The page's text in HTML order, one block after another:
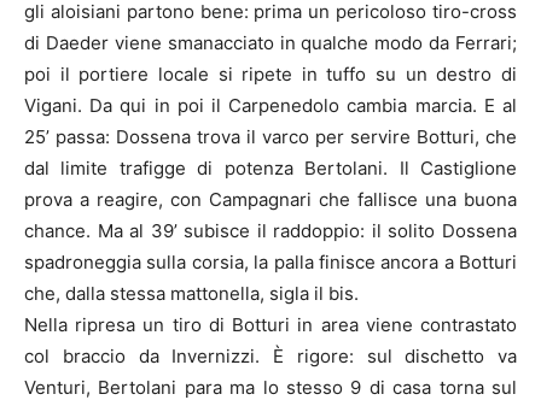
gli aloisiani partono bene: prima un pericoloso tiro-cross
di Daeder viene smanacciato in qualche modo da Ferrari;
poi il portiere locale si ripete in tuffo su un destro di
Vigani. Da qui in poi il Carpenedolo cambia marcia. E al
25’ passa: Dossena trova il varco per servire Botturi, che
dal limite trafigge di potenza Bertolani. Il Castiglione
prova a reagire, con Campagnari che fallisce una buona
chance. Ma al 39’ subisce il raddoppio: il solito Dossena
spadroneggia sulla corsia, la palla finisce ancora a Botturi
che, dalla stessa mattonella, sigla il bis.
Nella ripresa un tiro di Botturi in area viene contrastato
col braccio da Invernizzi. È rigore: sul dischetto va
Venturi, Bertolani para ma lo stesso 9 di casa torna sul